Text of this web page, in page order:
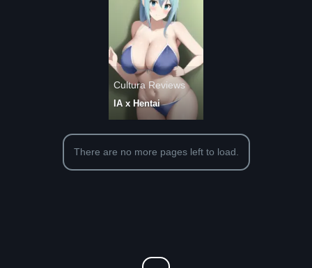
Cultura Reviews
IA x Hentai
There are no more pages left to load.